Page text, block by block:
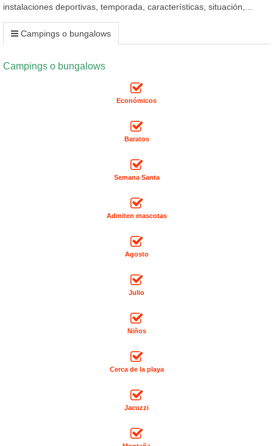
instalaciones deportivas, temporada, características, situación,...
Campings o bungalows
Campings o bungalows
Económicos
Baratos
Semana Santa
Admiten mascotas
Agosto
Julio
Niños
Cerca de la playa
Jacuzzi